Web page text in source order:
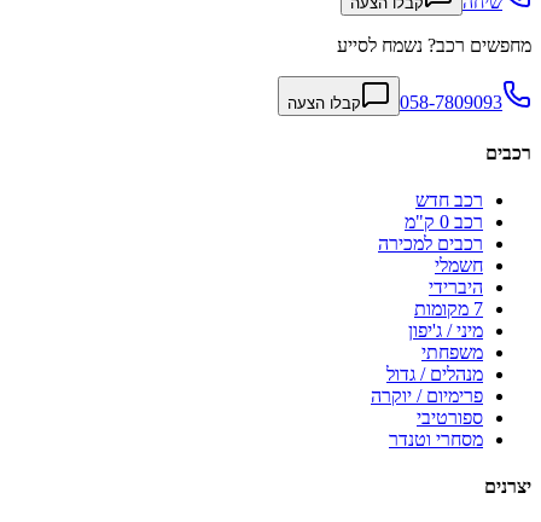
מחפשים רכב? נשמח לסייע
058-7809093 קבלו הצעה
רכבים
רכב חדש
רכב 0 ק"מ
רכבים למכירה
חשמלי
היברידי
7 מקומות
מיני / ג'יפון
משפחתי
מנהלים / גדול
פרימיום / יוקרה
ספורטיבי
מסחרי וטנדר
יצרנים